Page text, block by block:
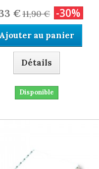
€11,90 € -30%
au panier
Détails
Disponible